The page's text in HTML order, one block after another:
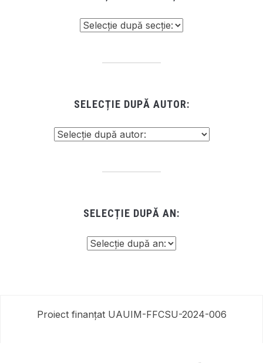
SELECȚIE DUPĂ AUTOR:
SELECȚIE DUPĂ AN:
Proiect finanțat UAUIM-FFCSU-2024-006